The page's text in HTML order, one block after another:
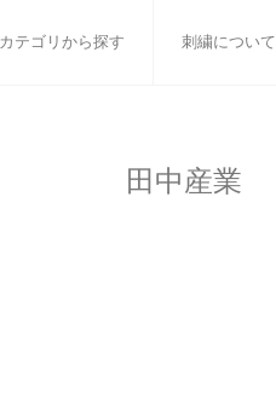
カテゴリから探す 刺繍について
田中産業